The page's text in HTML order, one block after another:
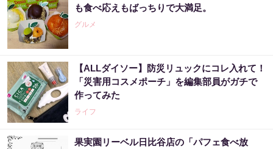
も食べ応えもばっちりで大満足。
グルメ
【ALLダイソー】防災リュックにコレ入れて！
「災害用コスメポーチ」を編集部員がガチで
作ってみた
ライフ
果実園リーベル日比谷店の「パフェ食べ放